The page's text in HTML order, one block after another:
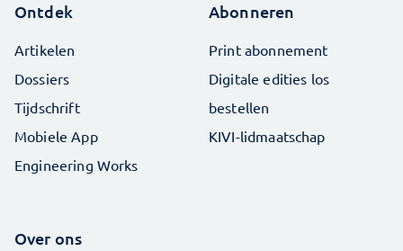
Ontdek
Artikelen
Dossiers
Tijdschrift
Mobiele App
Engineering Works
Abonneren
Print abonnement
Digitale edities los
bestellen
KIVI-lidmaatschap
Over ons